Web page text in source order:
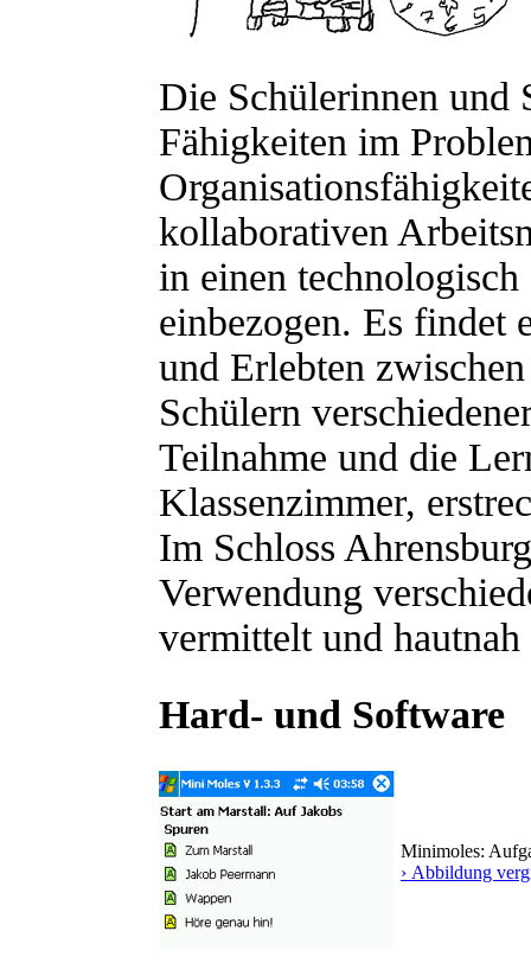
Die Schülerinnen und
Fähigkeiten im
kollaborativen
in einen
einbezogen. Es findet
und Erlebten
Schülern
Teilnahme und die
Klassenzimmer,
Im Schloss
Verwendung
vermittelt und
Hard- und Software
Minimoles:
› Abbildung